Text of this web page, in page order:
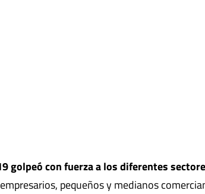
golpeó con fuerza a los diferentes
pequeños y medianos